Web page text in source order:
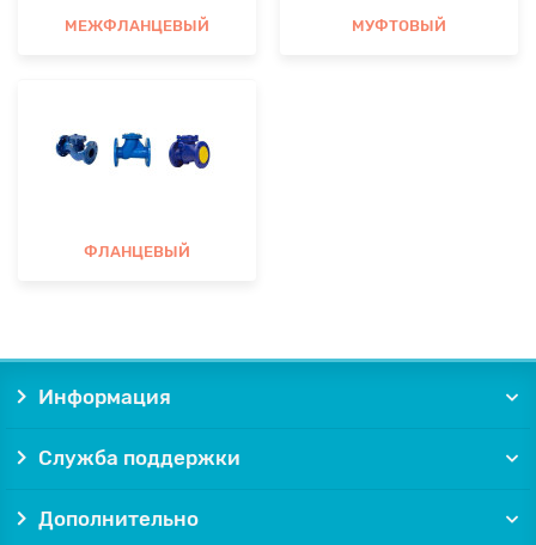
МЕЖФЛАНЦЕВЫЙ МУФТОВЫЙ
ФЛАНЦЕВЫЙ
Информация
Служба поддержки
Дополнительно